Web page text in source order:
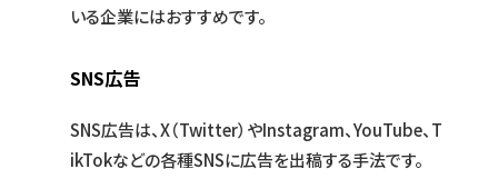
いる企業にはおすすめです。
SNS広告
SNS広告は、X（Twitter）やInstagram、YouTube、T
ikTokなどの各種SNSに広告を出稿する手法です。